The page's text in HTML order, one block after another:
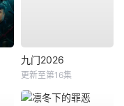
九门2026
更新至第16集